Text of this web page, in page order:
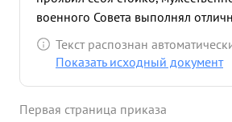
военного Совета выполнял
большую работу по наведению
дисциплины и особенно в деле
помощь в обеспечении частей
Текст распознан
Показать исходный документ
Первая страница приказа